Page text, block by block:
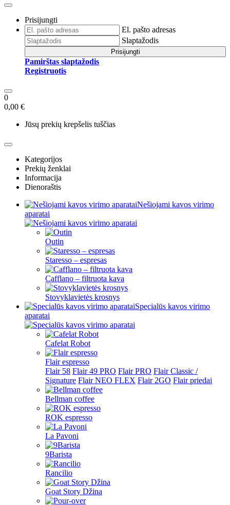
Prisijungti
El. pašto adresas
Slaptažodis
Prisijungti
Pamirštas slaptažodis
Registruotis
0
0,00 €
Jūsų prekių krepšelis tuščias
Kategorijos
Prekių ženklai
Informacija
Dienoraštis
Nešiojami kavos virimo
aparatai
Outin
Staresso – espresas
Cafflano – filtruota kava
Stovyklavietės krosnys
Specialūs kavos virimo
aparatai
Cafelat Robot
Flair espresso
Flair 58 Flair 49 PRO Flair PRO Flair Classic /
Signature Flair NEO FLEX Flair 2GO Flair priedai
Bellman coffee
ROK espresso
La Pavoni
9Barista
Rancilio
Goat Story Džina